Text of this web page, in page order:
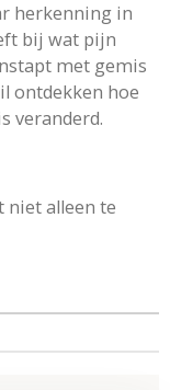
herkenning in
bij wat pijn
met gemis
ontdekken hoe
veranderd.
niet alleen te